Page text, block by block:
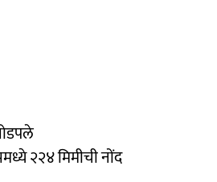
२२४ मिमीची नोंद